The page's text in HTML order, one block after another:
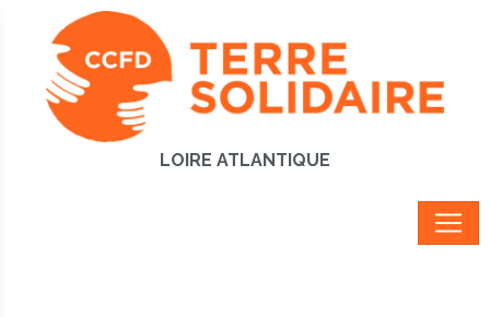
LOIRE ATLANTIQUE